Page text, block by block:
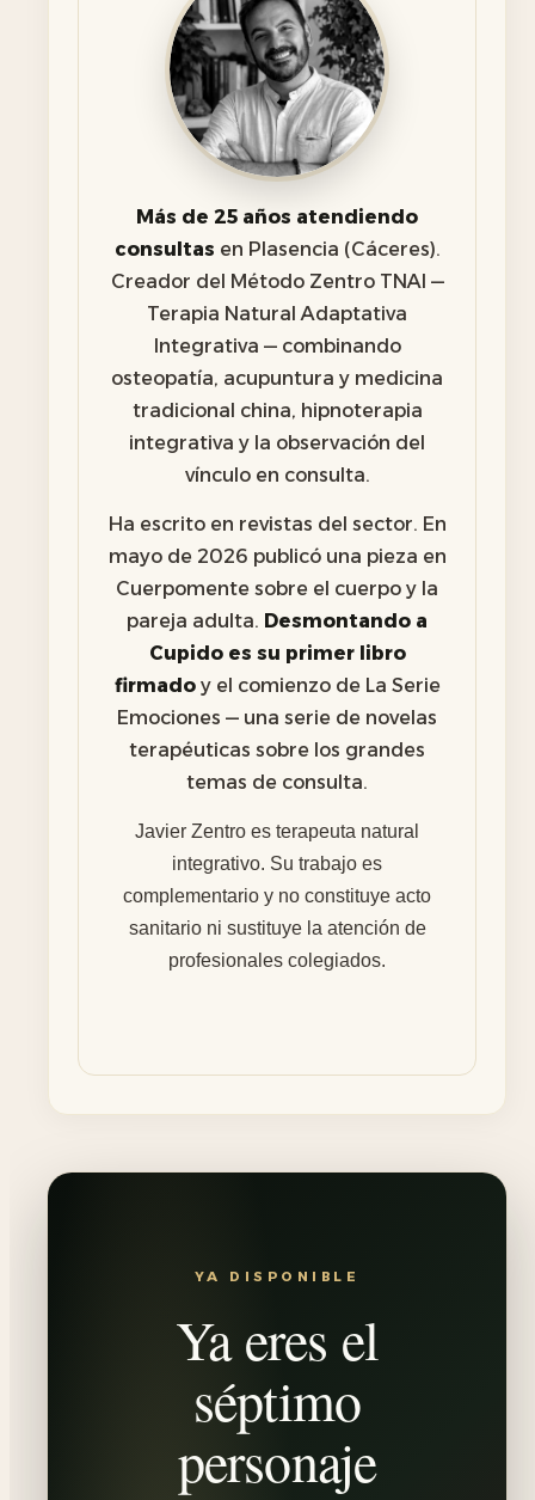
Más de 25 años atendiendo
consultas en Plasencia (Cáceres).
Creador del Método Zentro TNAI —
Terapia Natural Adaptativa
Integrativa — combinando
osteopatía, acupuntura y medicina
tradicional china, hipnoterapia
integrativa y la observación del
vínculo en consulta.
Ha escrito en revistas del sector. En
mayo de 2026 publicó una pieza en
Cuerpomente sobre el cuerpo y la
pareja adulta. Desmontando a
Cupido es su primer libro
firmadoy el comienzo de La Serie
Emociones — una serie de novelas
terapéuticas sobre los grandes
temas de consulta.
Javier Zentro es terapeuta natural
integrativo. Su trabajo es
complementario y no constituye acto
sanitario ni sustituye la atención de
profesionales colegiados.
YA DISPONIBLE
Ya eres el
séptimo
personaje